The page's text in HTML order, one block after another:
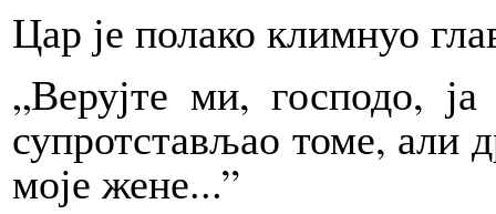
Цар је полако климнуо
„Верујте ми, господо,
супротстављао томе, али
моје жене...”